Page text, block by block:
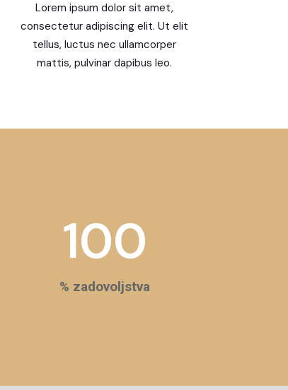
Lorem ipsum dolor sit amet,
consectetur adipiscing elit. Ut elit
tellus, luctus nec ullamcorper
mattis, pulvinar dapibus leo.
100
% zadovoljstva